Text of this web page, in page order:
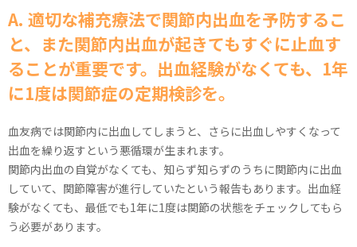
保因者健診を受けるためには
保因者かどうかを調べるには
こんなときどうする？
あなたの周りにいて、つながり、支えてくれます
血友病Bならではの困りごとは？
治療の進歩で、患者さんも長く生きられるようになっていま
すが、そのことによる心配ごとはありますか？
留学してみてどうだった？
み重ねて新しい行動を身に付ける方法
ステージ4-1 社会への適応 日々のストレスに対処する方法
ステージ4-2 社会への適応 成長に向けてチャレンジするコ
ツについて
との意味
ステージ5-1 病気との共生と自己実現 人を育てたり誰かの
役に立てたりすること
ステージ5-2 病気との共生と自己実現 自分らしく生きるに
は
Q.日常生活で気をつけることは？
血友病サポートチーム
血友病サポートチーム
自己注射を始めよう
スポーツを始めよう
整形外科とリハビリテーション
血友病サポートチーム
血友病サポートチーム
暮らしのヒント（仕事・結婚）
暮らしのヒント（医療費助成制度）
血友病サポートチーム
今から始める定期補充療法
暮らしのヒント（訪問看護）
暮らしのヒント（チーム医療）
暮らしのヒント（歯の健康）
血友病サポートチーム
膝のばし足あげ運動
A. 適切な補充療法で関節内出血を予防するこ
と、また関節内出血が起きてもすぐに止血す
ることが重要です。出血経験がなくても、1年
に1度は関節症の定期検診を。
血友病では関節内に出血してしまうと、さらに出血しやすくなって
出血を繰り返すという悪循環が生まれます。
関節内出血の自覚がなくても、知らず知らずのうちに関節内に出血
していて、関節障害が進行していたという報告もあります。出血経
験がなくても、最低でも1年に1度は関節の状態をチェックしてもら
う必要があります。